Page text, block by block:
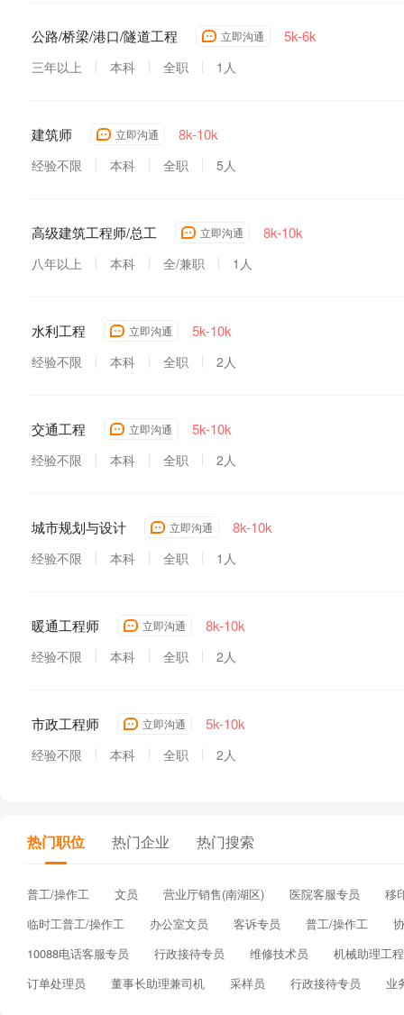
公路/桥梁/港口/隧道工程 5k-6k
立即沟通
三年以上 本科 全职 1人
建筑师 8k-10k
立即沟通
经验不限 本科 全职 5人
高级建筑工程师/总工 8k-10k
立即沟通
八年以上 本科 全/兼职 1人
水利工程 5k-10k
立即沟通
经验不限 本科 全职 2人
交通工程 5k-10k
立即沟通
经验不限 本科 全职 2人
城市规划与设计 8k-10k
立即沟通
经验不限 本科 全职 1人
暖通工程师 8k-10k
立即沟通
经验不限 本科 全职 2人
市政工程师 5k-10k
立即沟通
经验不限 本科 全职 2人
热门职位 热门企业 热门搜索
普工/操作工 文员 营业厅销售(南湖区) 医院客服专员
移
临时工普工/操作工
办公室文员 客诉专员 普工/操作工
10088电话客服专员
行政接待专员 维修技术员
机械助理工
订单处理员
董事长助理兼司机 采样员 行政接待专员 业